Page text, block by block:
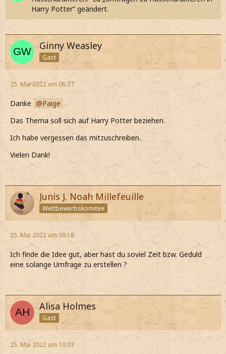
Harry Potter“ geändert.
Ginny Weasley
Gast
25. Mai 2022 um 06:37
Danke Paige .
Das Thema soll sich auf Harry Potter beziehen.
Ich habe vergessen das mitzuschreiben.
Vielen Dank!
Junis J. Noah Millefeuille
Wettbewerbskomitee
25. Mai 2022 um 09:18
Ich finde die Idee gut, aber hast du soviel Zeit bzw. Geduld
eine solange Umfrage zu erstellen ?
Alisa Holmes
Gast
25. Mai 2022 um 10:07